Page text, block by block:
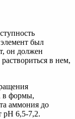
был
он должен
в нем,
в формы,
аммония до
рН 6,5-7,2.